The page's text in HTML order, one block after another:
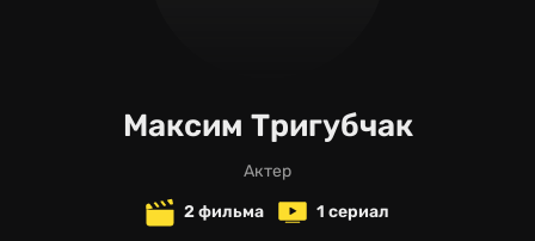
Максим Тригубчак
актер
2 фильма
1 сериал